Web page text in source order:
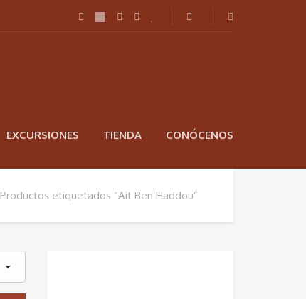
EXCURSIONES TIENDA CONÓCENOS
Productos etiquetados “Ait Ben Haddou”